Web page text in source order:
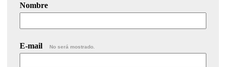
Nombre
E-mail No será mostrado.